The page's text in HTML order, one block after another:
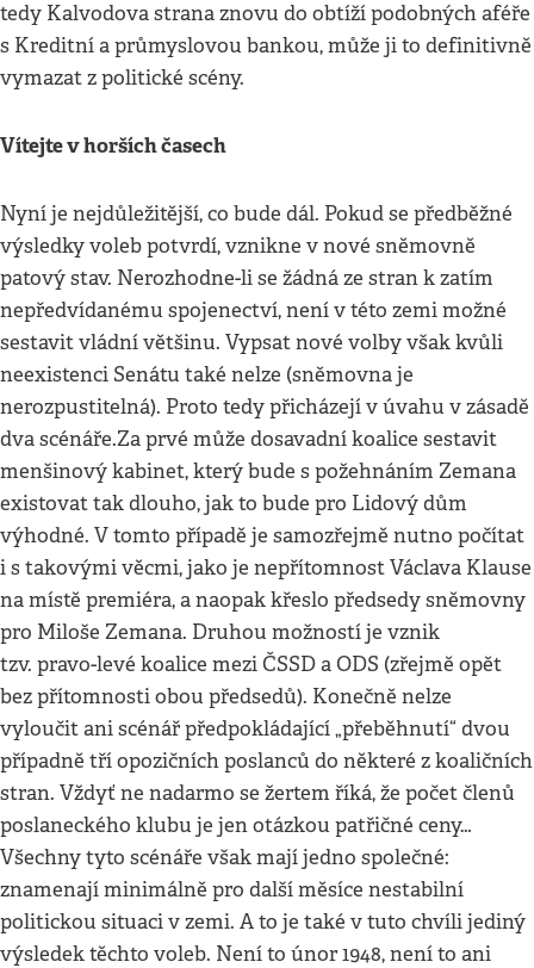
tedy Kalvodova strana znovu do obtíží podobných aféře
s Kreditní a průmyslovou bankou, může ji to definitivně
vymazat z politické scény.
Vítejte v horších časech
Nyní je nejdůležitější, co bude dál. Pokud se předběžné
výsledky voleb potvrdí, vznikne v nové sněmovně
patový stav. Nerozhodne-li se žádná ze stran k zatím
nepředvídanému spojenectví, není v této zemi možné
sestavit vládní většinu. Vypsat nové volby však kvůli
neexistenci Senátu také nelze (sněmovna je
nerozpustitelná). Proto tedy přicházejí v úvahu v zásadě
dva scénáře.Za prvé může dosavadní koalice sestavit
menšinový kabinet, který bude s požehnáním Zemana
existovat tak dlouho, jak to bude pro Lidový dům
výhodné. V tomto případě je samozřejmě nutno počítat
i s takovými věcmi, jako je nepřítomnost Václava Klause
na místě premiéra, a naopak křeslo předsedy sněmovny
pro Miloše Zemana. Druhou možností je vznik
tzv. pravo-levé koalice mezi ČSSD a ODS (zřejmě opět
bez přítomnosti obou předsedů). Konečně nelze
vyloučit ani scénář předpokládající „přeběhnutí“ dvou
případně tří opozičních poslanců do některé z koaličních
stran. Vždyť ne nadarmo se žertem říká, že počet členů
poslaneckého klubu je jen otázkou patřičné ceny…
Všechny tyto scénáře však mají jedno společné:
znamenají minimálně pro další měsíce nestabilní
politickou situaci v zemi. A to je také v tuto chvíli jediný
výsledek těchto voleb. Není to únor 1948, není to ani